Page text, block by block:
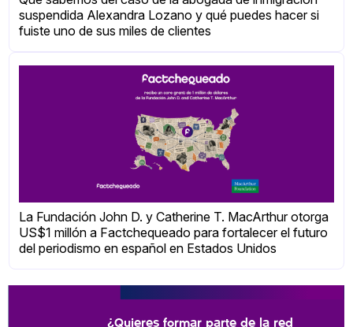
suspendida Alexandra Lozano y qué puedes hacer si
fuiste uno de sus miles de clientes
La Fundación John D. y Catherine T. MacArthur otorga
US$1 millón a Factchequeado para fortalecer el futuro
del periodismo en español en Estados Unidos
¿Quieres formar parte de la red